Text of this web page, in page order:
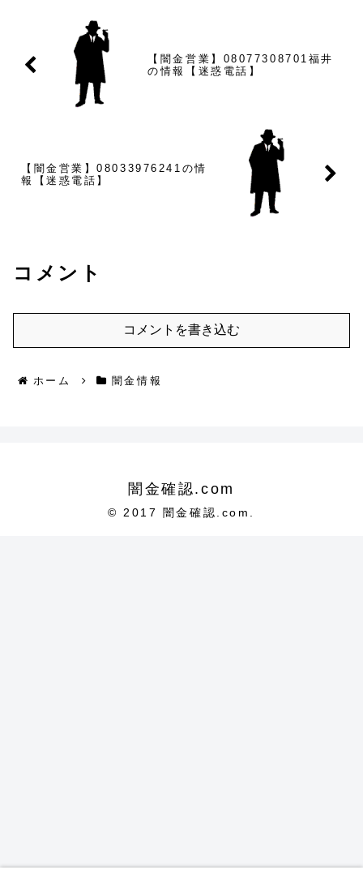
【闇金営業】08077308701福井
の情報【迷惑電話】
【闇金営業】08033976241の情
報【迷惑電話】
コメント
コメントを書き込む
ホーム 闇金情報
闇金確認.com
© 2017 闇金確認.com.